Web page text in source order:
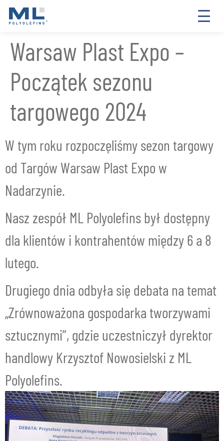
Warsaw Plast Expo –
Początek sezonu
targowego 2024
W tym roku rozpoczęliśmy sezon targowy
od Targów Warsaw Plast Expo w
Nadarzynie.
Nasz zespół ML Polyolefins był dostępny
dla klientów i kontrahentów między 6 a 8
lutego.
Drugiego dnia odbyła się debata na temat
„Zrównoważona gospodarka tworzywami
sztucznymi”, gdzie uczestniczył dyrektor
handlowy Krzysztof Nowosielski z ML
Polyolefins.